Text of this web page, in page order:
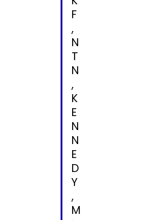
F
,
N
T
N
,
K
E
N
N
E
D
Y
,
M